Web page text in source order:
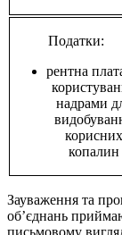
Податки:
рентна
надрами
корисних
копалин
Зауваження та
об’єднань